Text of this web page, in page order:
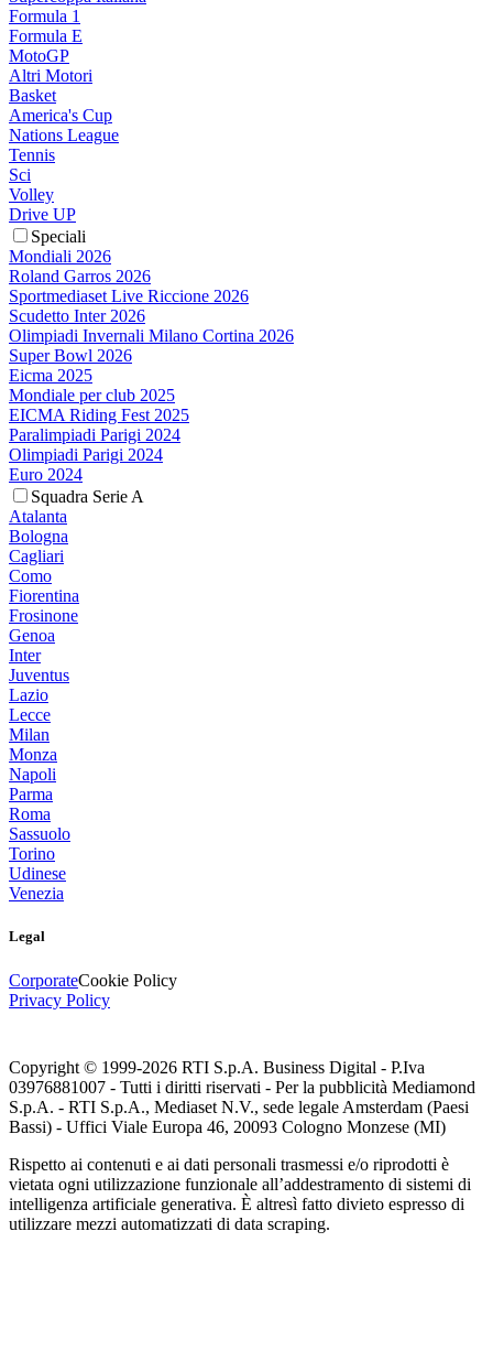
Formula 1
Formula E
MotoGP
Altri Motori
Basket
America's Cup
Nations League
Tennis
Sci
Volley
Drive UP
Speciali
Mondiali 2026
Roland Garros 2026
Sportmediaset Live Riccione 2026
Scudetto Inter 2026
Olimpiadi Invernali Milano Cortina 2026
Super Bowl 2026
Eicma 2025
Mondiale per club 2025
EICMA Riding Fest 2025
Paralimpiadi Parigi 2024
Olimpiadi Parigi 2024
Euro 2024
Squadra Serie A
Atalanta
Bologna
Cagliari
Como
Fiorentina
Frosinone
Genoa
Inter
Juventus
Lazio
Lecce
Milan
Monza
Napoli
Parma
Roma
Sassuolo
Torino
Udinese
Venezia
Legal
CorporateCookie Policy
Privacy Policy
Copyright © 1999-2026 RTI S.p.A. Business Digital - P.Iva
03976881007 - Tutti i diritti riservati - Per la pubblicità Mediamond
S.p.A. - RTI S.p.A., Mediaset N.V., sede legale Amsterdam (Paesi
Bassi) - Uffici Viale Europa 46, 20093 Cologno Monzese (MI)
Rispetto ai contenuti e ai dati personali trasmessi e/o riprodotti è
vietata ogni utilizzazione funzionale all’addestramento di sistemi di
intelligenza artificiale generativa. È altresì fatto divieto espresso di
utilizzare mezzi automatizzati di data scraping.